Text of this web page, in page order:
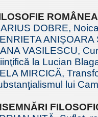
DOBRE,
VASILESCU,
la Lucian
MIRCICĂ,
lui